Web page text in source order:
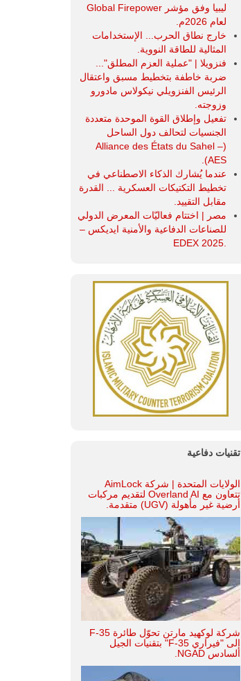
ليبيا وفق مؤشر Global Firepower
لعام 2026م.
خارج نطاق الحرب... الإستخدامات
المثالية للطاقة النووية.
فنزويلا | "عملية العزم المطلق"...
ضربة خاطفة بتخطيط مسبق واعتقال
الرئيس الفنزويلي نيكولاس مادورو
وزوجته.
تفعيل وإطلاق القوة الموحدة متعددة
الجنسيات لتحالف دول الساحل
(Alliance des États du Sahel –
AES).
عندما يُشارك الذكاء الاصطناعي في
تخطيط التكتيكات العسكرية ... القدرة
مقابل التقييد.
مصر | اختتام فعاليّات المعرض الدولي
للصناعات الدفاعية والأمنية ايديكس ‒
تقنيات دفاعية
الولايات المتحدة | شركة AimLock
تتعاون مع Overland AI لتقديم مركبات
أرضية غير مأهولة (UGV) متقدمة.
شركة لوكهيد مارتن تحوّل طائرة F-35
إلى "فيراري F-35" بتقنيات الجيل
السادس NGAD.